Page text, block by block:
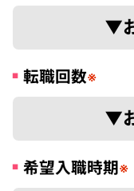
転職回数※
希望入職時期※